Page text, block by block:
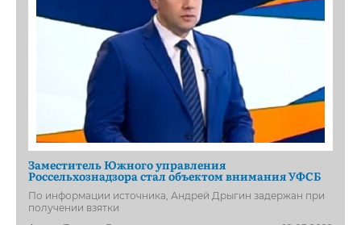
Заместитель Южного управления
Россельхознадзора стал объектом внимания УФСБ
По информации источника, Андрей Дрыгин задержан при
получении взятки